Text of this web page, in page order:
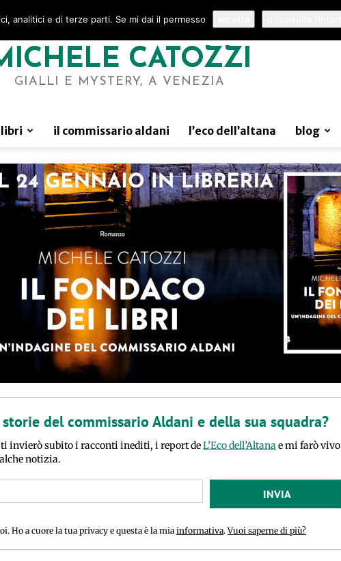
CATOZZI
GIALLI E MYSTERY, A VENEZIA
il commissario aldani l’eco dell’altana blog
del commissario Aldani e della sua squadra?
ti invierò subito i racconti inediti, i report deL’Eco dell’Altanae mi farò vivo
notizia.
INVIA
Ho a cuore la tua privacy e questa è la mia informativa.Vuoi saperne di più?
analitici e di terze parti. Se mi dai il permesso